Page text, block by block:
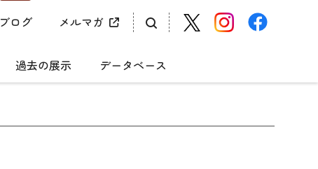
ブログ メルマガ
過去の展示 データベース